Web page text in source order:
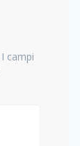
I campi